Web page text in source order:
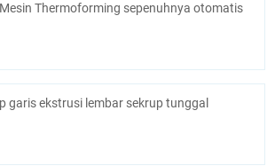
Thermoforming sepenuhnya otomatis
garis ekstrusi lembar sekrup tunggal